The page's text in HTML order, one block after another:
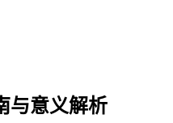
与意义解析